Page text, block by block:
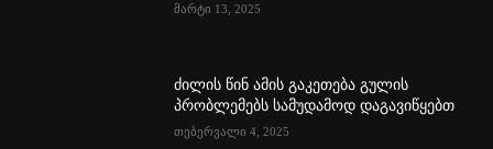
მარტი 13, 2025
ძილის წინ ამის გაკეთება გულის
პრობლემებს სამუდამოდ დაგავიწყებთ
თებერვალი 4, 2025